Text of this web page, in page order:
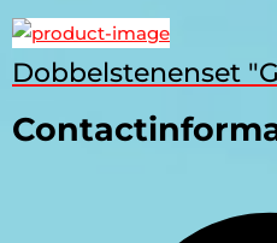
Dobbelstenenset